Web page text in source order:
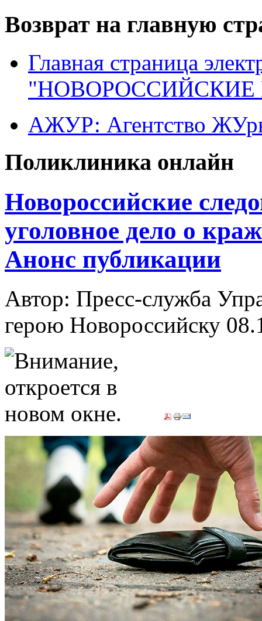
Возврат на главную
Главная страница
"НОВОРОССИЙСКИЕ
АЖУР: Агентство
Поликлиника онлайн
Новороссийские
уголовное дело о
Анонс публикации
Автор: Пресс-служба
герою Новороссийску